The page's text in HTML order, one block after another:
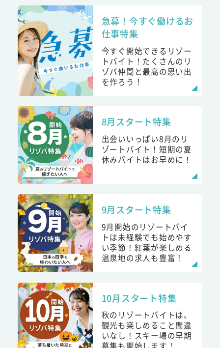
急募！今すぐ働けるお
仕事特集
今すぐ開始できるリゾー
トバイト！たくさんのリ
ゾバ仲間と最高の思い出
を作ろう！
8月スタート特集
出会いいっぱい8月のリ
ゾートバイト！短期の夏
休みバイトはお早めに！
9月スタート特集
9月開始のリゾートバイ
トは未経験でも始めやす
い季節！紅葉が楽しめる
温泉地の求人も豊富！
10月スタート特集
秋のリゾートバイトは、
観光も楽しめること間違
いなし！スキー場の早期
募集も開始します！